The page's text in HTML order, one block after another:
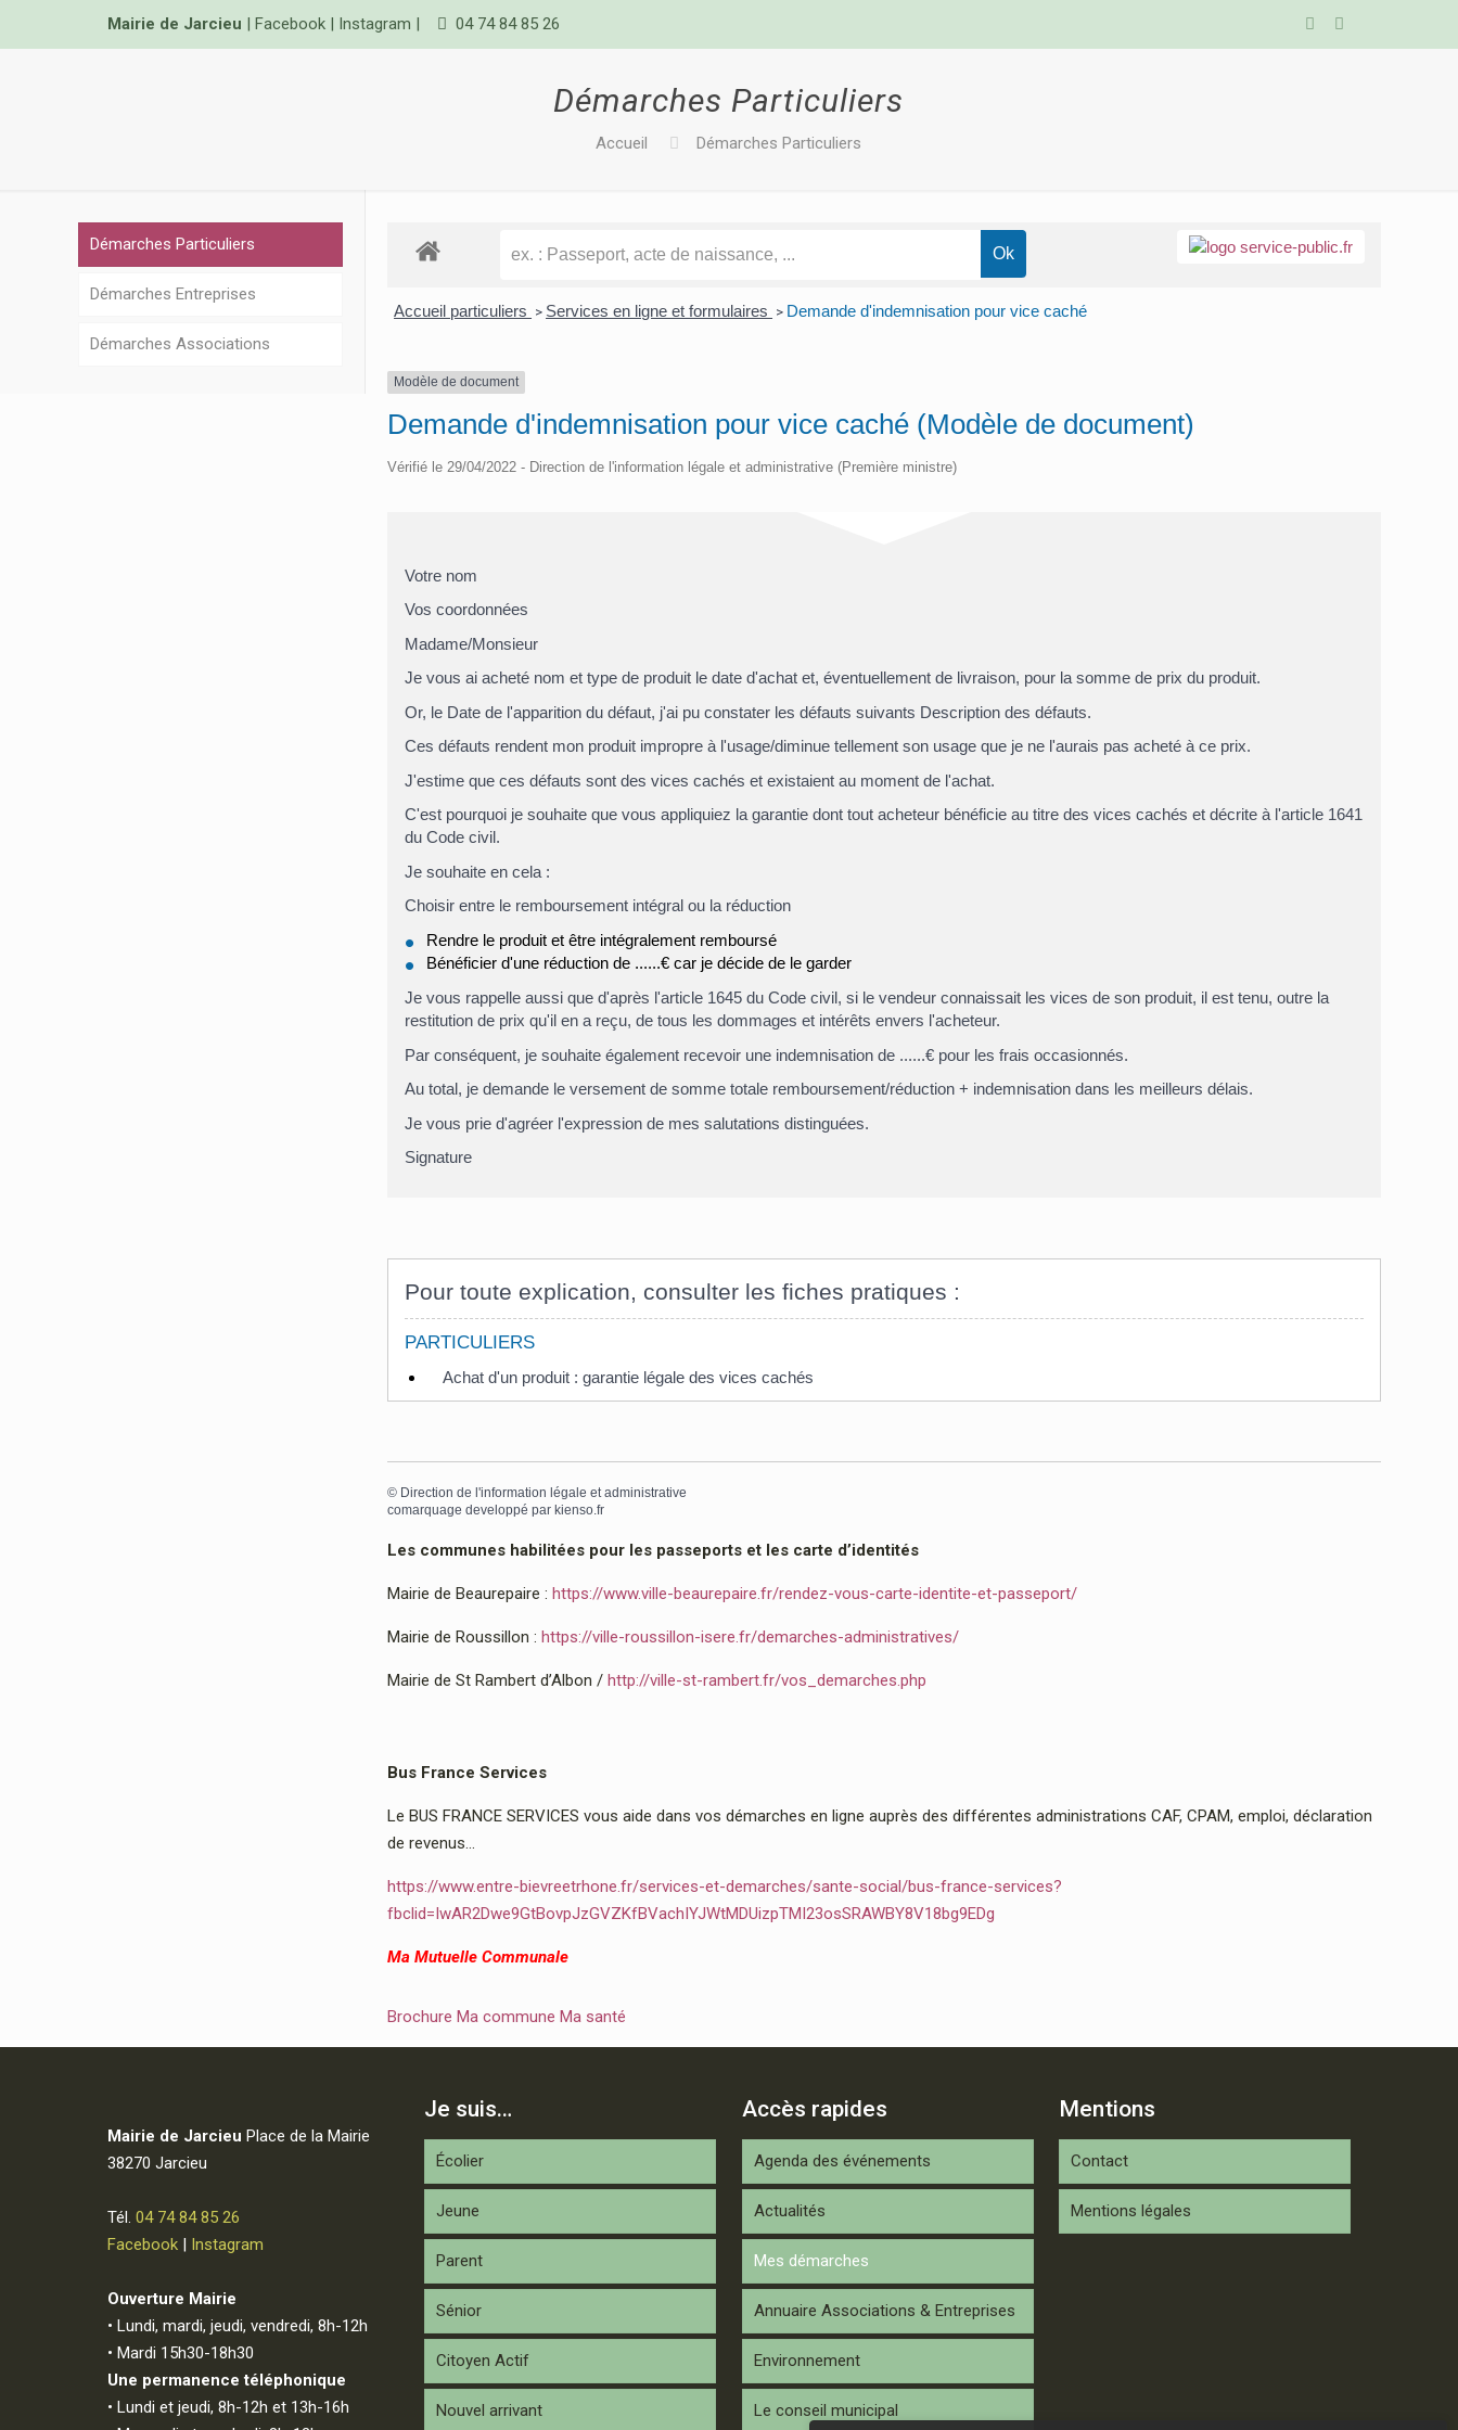
Mairie de Jarcieu | Facebook| Instagram | 04 74 84 85 26
Démarches Particuliers
Accueil Démarches Particuliers
Accueil particuliers > Services en ligne et formulaires > Demande d'indemnisation pour vice caché
Modèle de document
Demande d'indemnisation pour vice caché (Modèle de document)
Vérifié le 29/04/2022 - Direction de l'information légale et administrative (Première ministre)
Votre nom
Vos coordonnées
Madame/Monsieur
Je vous ai acheté nom et type de produitle date d'achat et, éventuellement de livraison, pour la somme de prix du produit.
Or, le Date de l'apparition du défaut, j'ai pu constater les défauts suivants Description des défauts.
Ces défauts rendent mon produit impropre à l'usage/diminue tellement son usage que je ne l'aurais pas acheté à ce prix.
J'estime que ces défauts sont des vices cachés et existaient au moment de l'achat.
C'est pourquoi je souhaite que vous appliquiez la garantie dont tout acheteur bénéficie au titre des vices cachés et décrite à l'article 1641
du Code civil.
Je souhaite en cela :
Choisir entre le remboursement intégral ou la réduction
Rendre le produit et être intégralement remboursé
Bénéficier d'une réduction de ......€car je décide de le garder
Je vous rappelle aussi que d'après l'article 1645 du Code civil, si le vendeur connaissait les vices de son produit, il est tenu, outre la
restitution de prix qu'il en a reçu, de tous les dommages et intérêts envers l'acheteur.
Par conséquent, je souhaite également recevoir une indemnisation de ......€pour les frais occasionnés.
Au total, je demande le versement de somme totale remboursement/réduction + indemnisationdans les meilleurs délais.
Je vous prie d'agréer l'expression de mes salutations distinguées.
Signature
Pour toute explication, consulter les fiches pratiques :
PARTICULIERS
Achat d'un produit : garantie légale des vices cachés
© Direction de l'information légale et administrative
comarquage developpé par kienso.fr
Les communes habilitées pour les passeports et les carte d’identités
Mairie de Beaurepaire : https://www.ville-beaurepaire.fr/rendez-vous-carte-identite-et-passeport/
Mairie de Roussillon : https://ville-roussillon-isere.fr/demarches-administratives/
Mairie de St Rambert d’Albon / http://ville-st-rambert.fr/vos_demarches.php
Bus France Services
Le BUS FRANCE SERVICES vous aide dans vos démarches en ligne auprès des différentes administrations CAF, CPAM, emploi, déclaration
de revenus…
https://www.entre-bievreetrhone.fr/services-et-demarches/sante-social/bus-france-services?
fbclid=IwAR2Dwe9GtBovpJzGVZKfBVachIYJWtMDUizpTMI23osSRAWBY8V18bg9EDg
Ma Mutuelle Communale
Brochure Ma commune Ma santé
Démarches Particuliers
Démarches Entreprises
Démarches Associations
Mairie de Jarcieu Place de la Mairie
38270 Jarcieu
Tél. 04 74 84 85 26
Facebook| Instagram
Ouverture Mairie
• Lundi, mardi, jeudi, vendredi, 8h-12h
• Mardi 15h30-18h30
Une permanence téléphonique
• Lundi et jeudi, 8h-12h et 13h-16h
Je suis…
Écolier
Jeune
Parent
Sénior
Citoyen Actif
Nouvel arrivant
Accès rapides
Agenda des événements
Actualités
Mes démarches
Annuaire Associations & Entreprises
Environnement
Le conseil municipal
Mentions
Contact
Mentions légales